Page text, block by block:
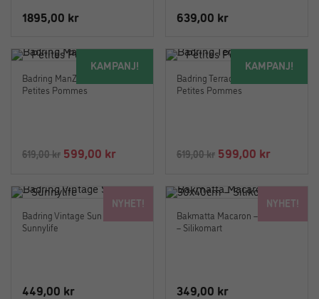
1895,00 kr 639,00 kr
KAMPANJ!
Badring ManZanilla 120 cm –
Petites Pommes
619,00kr Det
priset
619,00 kr.
599,00 krDet
priset
är:
599,00 kr.
KAMPANJ!
Badring Terracotta 120 cm –
Petites Pommes
619,00kr Det
priset
619,00 kr.
599,00 krDet
priset
är:
599,00
NYHET!
Badring Vintage Sun Buoy –
Sunnylife
449,00 kr
NYHET!
Bakmatta Macaron – 30x40cm
– Silikomart
349,00 kr